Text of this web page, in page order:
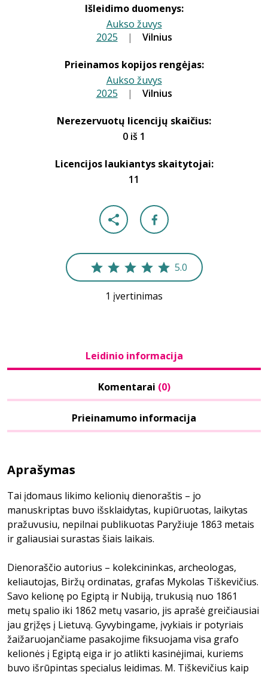
Išleidimo duomenys:
Aukso žuvys
2025 | Vilnius
Prieinamos kopijos rengėjas:
Aukso žuvys
2025 | Vilnius
Nerezervuotų licencijų skaičius:
0 iš 1
Licencijos laukiantys skaitytojai:
11
5.0
1 įvertinimas
Leidinio informacija
Komentarai (0)
Prieinamumo informacija
Aprašymas
Tai įdomaus likimo kelionių dienoraštis – jo
manuskriptas buvo išsklaidytas, kupiūruotas, laikytas
pražuvusiu, nepilnai publikuotas Paryžiuje 1863 metais
ir galiausiai surastas šiais laikais.
Dienoraščio autorius – kolekcininkas, archeologas,
keliautojas, Biržų ordinatas, grafas Mykolas Tiškevičius.
Savo kelionę po Egiptą ir Nubiją, trukusią nuo 1861
metų spalio iki 1862 metų vasario, jis aprašė greičiausiai
jau grįžęs į Lietuvą. Gyvybingame, įvykiais ir potyriais
žaižaruojančiame pasakojime fiksuojama visa grafo
kelionės į Egiptą eiga ir jo atlikti kasinėjimai, kuriems
buvo išrūpintas specialus leidimas. M. Tiškevičius kaip